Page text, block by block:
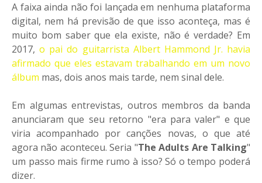
A faixa ainda não foi lançada em nenhuma plataforma
digital, nem há previsão de que isso aconteça, mas é
muito bom saber que ela existe, não é verdade? Em
2017, o pai do guitarrista Albert Hammond Jr. havia
afirmado que eles estavam trabalhando em um novo
álbum mas, dois anos mais tarde, nem sinal dele.
Em algumas entrevistas, outros membros da banda
anunciaram que seu retorno "era para valer" e que
viria acompanhado por canções novas, o que até
agora não aconteceu. Seria "The Adults Are Talking"
um passo mais firme rumo à isso? Só o tempo poderá
dizer.